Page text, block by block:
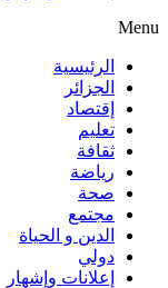
Menu
الرئيسية
الجزائر
إقتصاد
تعليم
ثقافة
رياضة
صحة
مجتمع
الدين و الحياة
دولي
إعلانات وإشهار